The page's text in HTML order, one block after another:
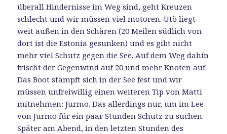
überall Hindernisse im Weg sind, geht Kreuzen
schlecht und wir müssen viel motoren. Utö liegt
weit außen in den Schären (20 Meilen südlich von
dort ist die Estonia gesunken) und es gibt nicht
mehr viel Schutz gegen die See. Auf dem Weg dahin
frischt der Gegenwind auf 20 und mehr Knoten auf.
Das Boot stampft sich in der See fest und wir
müssen unfreiwillig einen weiteren Tip von Matti
mitnehmen: Jurmo. Das allerdings nur, um im Lee
von Jurmo für ein paar Stunden Schutz zu suchen.
Später am Abend, in den letzten Stunden des